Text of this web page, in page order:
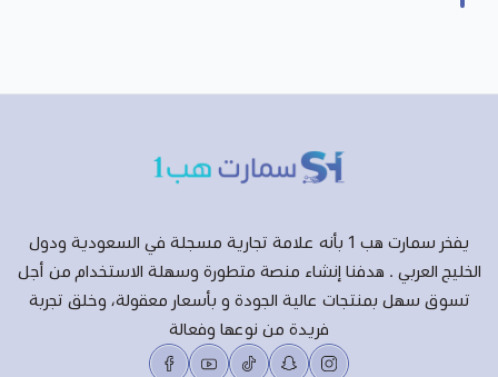
يفخر سمارت هب 1 بأنه علامة تجارية مسجلة في السعودية ودول
الخليج العربي . هدفنا إنشاء منصة متطورة وسهلة الاستخدام من أجل
تسوق سهل بمنتجات عالية الجودة و بأسعار معقولة، وخلق تجربة
فريدة من نوعها وفعالة